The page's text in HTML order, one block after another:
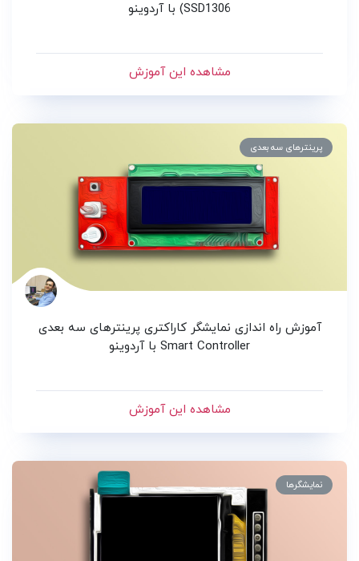
SSD1306) با آردوینو
مشاهده این آموزش
پرینترهای سه بعدی
آموزش راه اندازی نمایشگر کاراکتری پرینترهای سه بعدی
Smart Controller با آردوینو
مشاهده این آموزش
نمایشگرها